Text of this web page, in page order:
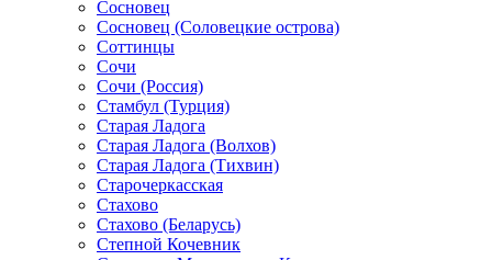
Сосновец
Сосновец (Соловецкие острова)
Соттинцы
Сочи
Сочи (Россия)
Стамбул (Турция)
Старая Ладога
Старая Ладога (Волхов)
Старая Ладога (Тихвин)
Старочеркасская
Стахово
Стахово (Беларусь)
Степной Кочевник